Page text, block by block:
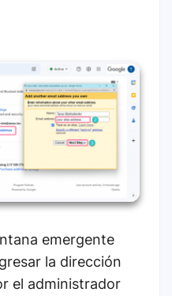
emergente
la dirección
el administrador